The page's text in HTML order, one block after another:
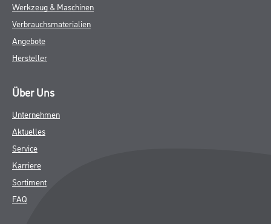
Werkzeug & Maschinen
Verbrauchsmaterialien
Angebote
Hersteller
Über Uns
Unternehmen
Aktuelles
Service
Karriere
Sortiment
FAQ